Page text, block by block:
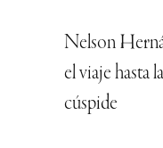
Nelson
el viaje hasta la
cúspide